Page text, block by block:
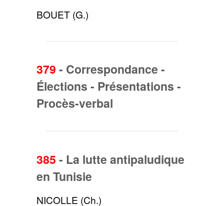
BOUET (G.)
379 - Correspondance -
Élections - Présentations -
Procès-verbal
385 - La lutte antipaludique
en Tunisie
NICOLLE (Ch.)